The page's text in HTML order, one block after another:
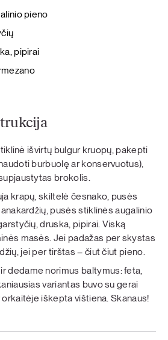
pieno
pipirai
išvirtų bulgur kruopų, pakepti
burbuolę ar konservuotus),
brokolis.
krapų, skiltelė česnako, pusės
pusės stiklinės augalinio
druska, pipirai. Viską
masės. Jei padažas per skystas
jei per tirštas – čiut čiut pieno.
dedame norimus baltymus: feta,
variantas buvo su gerai
iškepta vištiena. Skanaus!